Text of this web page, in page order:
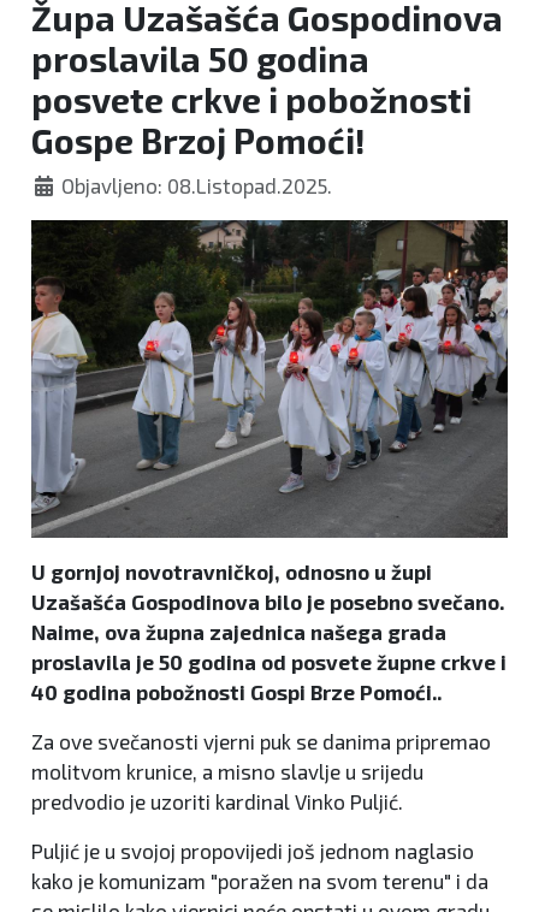
Župa Uzašašća Gospodinova
proslavila 50 godina
posvete crkve i pobožnosti
Gospe Brzoj Pomoći!
Objavljeno: 08.Listopad.2025.
U gornjoj novotravničkoj, odnosno u župi
Uzašašća Gospodinova bilo je posebno svečano.
Naime, ova župna zajednica našega grada
proslavila je 50 godina od posvete župne crkve i
40 godina pobožnosti Gospi Brze Pomoći..
Za ove svečanosti vjerni puk se danima pripremao
molitvom krunice, a misno slavlje u srijedu
predvodio je uzoriti kardinal Vinko Puljić.
Puljić je u svojoj propovijedi još jednom naglasio
kako je komunizam "poražen na svom terenu" i da